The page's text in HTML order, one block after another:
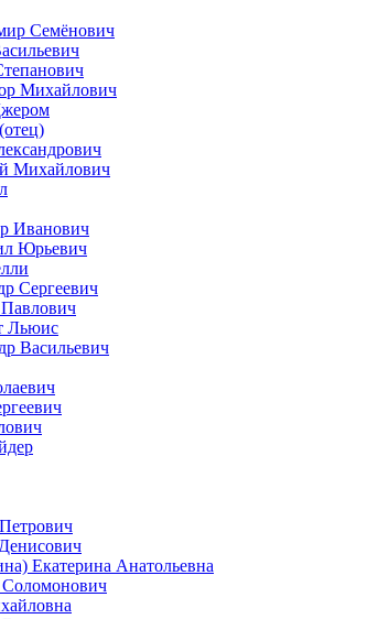
Семёнович
Михайлович
Михайлович
Иванович
Юрьевич
Сергеевич
Льюис
Васильевич
Екатерина Анатольевна